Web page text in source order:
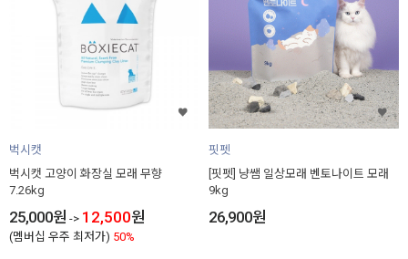
벅시캣
벅시캣 고양이 화장실 모래 무향
7.26kg
25,000원 -> 12,500원
(멤버십 우주 최저가) 50%
핏펫
[핏펫] 냥쌤 일상모래 벤토나이트 모래
9kg
26,900원